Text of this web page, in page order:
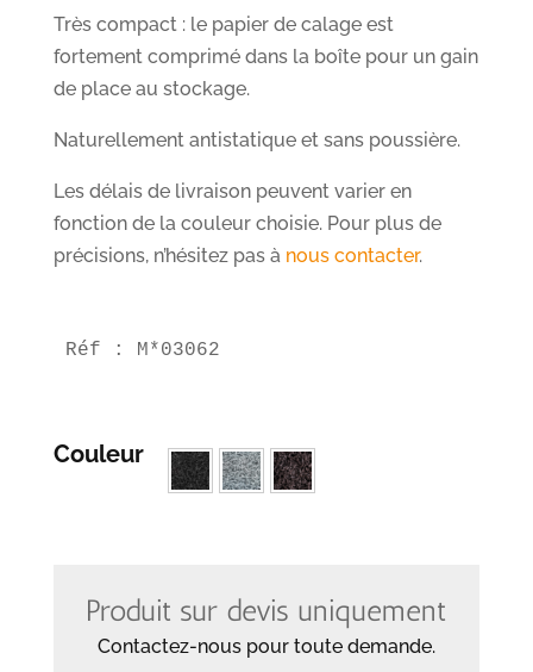
Très compact : le papier de calage est
fortement comprimé dans la boîte pour un gain
de place au stockage.
Naturellement antistatique et sans poussière.
Les délais de livraison peuvent varier en
fonction de la couleur choisie. Pour plus de
précisions, n’hésitez pas à nous contacter.
Réf : M*03062
Couleur
Produit sur devis uniquement
Contactez-nous pour toute demande.